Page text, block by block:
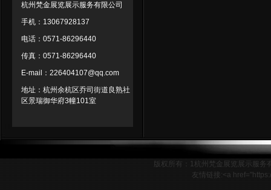
杭州梵金展览展示服务有限公司
手机：13067928137
电话：0571-86296440
传真：0571-86296440
E-mail：226404107@qq.com
地址：杭州余杭区乔司街道良熟社
区景瑞御华府3幢101室
版权所有：1杭州梵金展览展示服务
友情链接:<a